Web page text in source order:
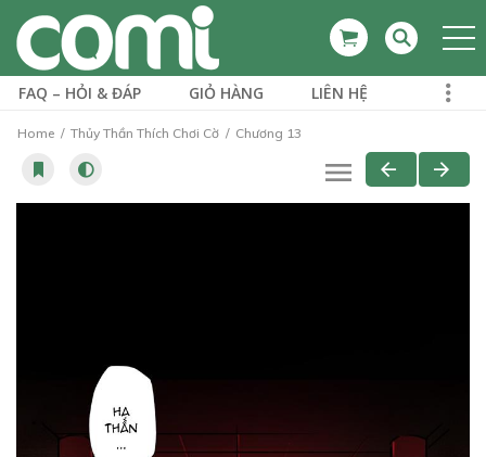
FAQ – HỎI & ĐÁP GIỎ HÀNG LIÊN HỆ
Home Thủy Thần Thích Chơi Cờ Chương 13